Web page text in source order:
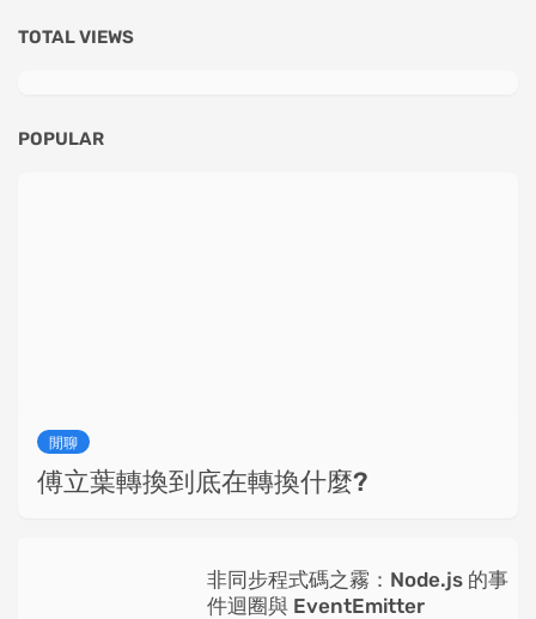
TOTAL VIEWS
POPULAR
閒聊
傅立葉轉換到底在轉換什麼?
非同步程式碼之霧：Node.js 的事
件迴圈與 EventEmitter